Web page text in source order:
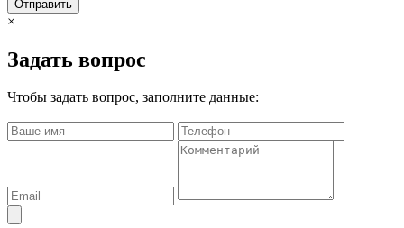
Отправить
×
Задать вопрос
Чтобы задать вопрос, заполните данные: